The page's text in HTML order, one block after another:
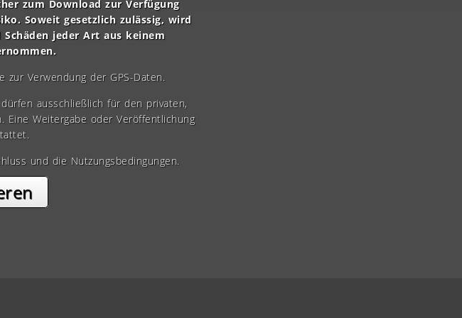
zum Download zur Verfügung
Soweit gesetzlich zulässig, wird
jeder Art aus keinem
Verwendung der GPS-Daten.
ausschließlich für den privaten,
Eine Weitergabe oder Veröffentlichung
und die Nutzungsbedingungen.